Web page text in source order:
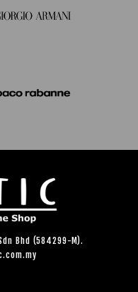
Bhd (584299-M).